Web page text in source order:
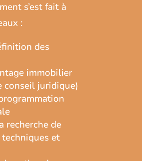
s’est fait à
:
des
immobilier
conseil juridique)
recherche de
et